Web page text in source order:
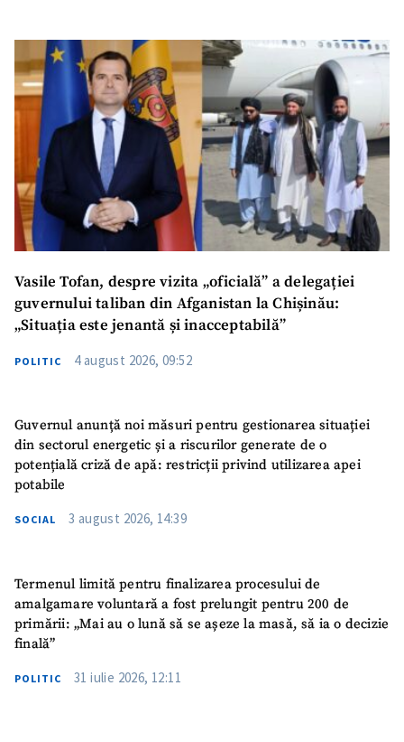
Vasile Tofan, despre vizita „oficială” a delegației
guvernului taliban din Afganistan la Chișinău:
„Situația este jenantă și inacceptabilă”
POLITIC 4 august 2026, 09:52
Guvernul anunță noi măsuri pentru gestionarea situației
din sectorul energetic și a riscurilor generate de o
potențială criză de apă: restricții privind utilizarea apei
potabile
SOCIAL 3 august 2026, 14:39
Termenul limită pentru finalizarea procesului de
amalgamare voluntară a fost prelungit pentru 200 de
primării: „Mai au o lună să se așeze la masă, să ia o decizie
finală”
POLITIC 31 iulie 2026, 12:11